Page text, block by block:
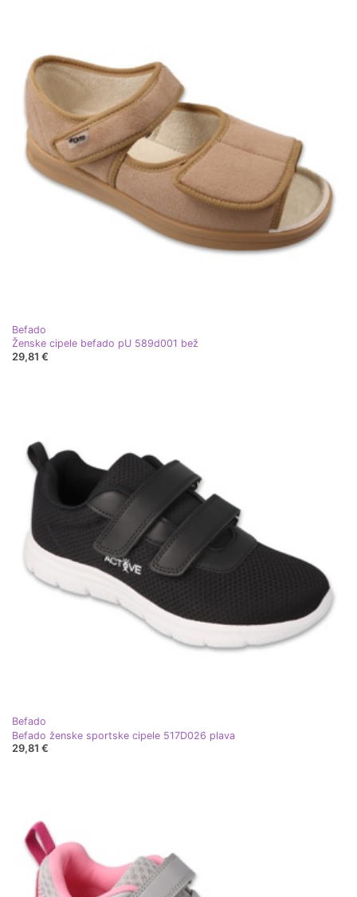
Befado
Ženske cipele befado pU 589d001 bež
29,81 €
Befado
Befado ženske sportske cipele 517D026 plava
29,81 €